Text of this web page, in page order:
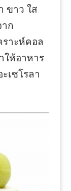
ขาว ใส
ก
ราะห์คอล
ให้อาหาร
เซโรลา